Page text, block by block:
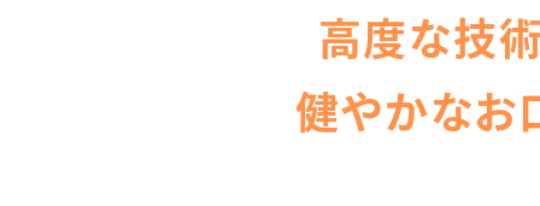
高度な技
健やかなお